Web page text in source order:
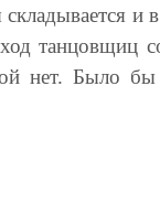
и
танцовщиц
нет. Было